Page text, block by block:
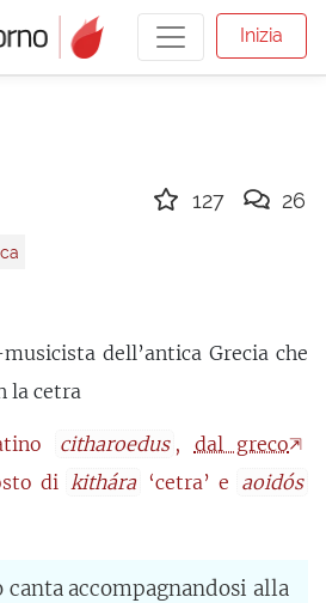
Inizia
dell’antica Grecia che
la cetra
citharoedus , dal greco
di kithára ‘cetra’ e aoidós
accompagnandosi alla
127 26